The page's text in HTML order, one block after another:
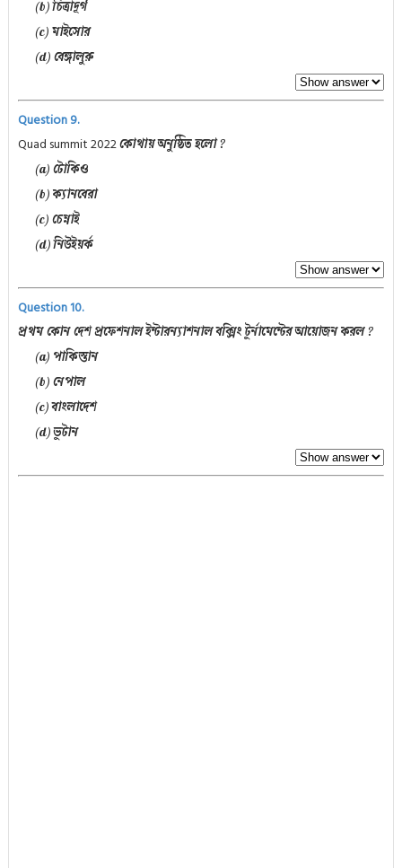
(b) চিত্রাদূর্গ
(c) মাইসোর
(d) বেঙ্গালুরু
Question 9.
Quad summit 2022কোথায় অনুষ্ঠিত হলো ?
(a) টোকিও
(b) ক্যানবেরা
(c) চেন্নাই
(d) নিউইয়র্ক
Question 10.
প্রথম কোন দেশ প্রফেশনাল ইন্টারন্যাশনাল বক্সিং টুর্নামেন্টের আয়োজন করল ?
(a) পাকিস্তান
(b) নেপাল
(c) বাংলাদেশ
(d) ভুটান